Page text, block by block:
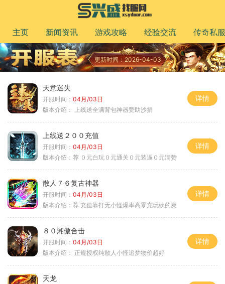
主页 新闻资讯 游戏攻略 经验交流 传奇私服
更新时间：2026-04-03
天意迷失
开服时间： 04月/03日
版本介绍：
上线送全满背包神器赞助沙捐
详情
上线送２００充值
开服时间： 04月/03日
版本介绍： 荐 ０元白玩０元通关０元装逼０元满赞
详情
散人７６复古神器
开服时间： 04月/03日
版本介绍： 荐 充值靠打无小怪爆率高零充玩砍的爽
详情
８０湘傲合击
开服时间： 04月/03日
版本介绍： 正规授权纯散人小怪追梦物价超好
详情
天龙